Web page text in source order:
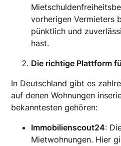
vorherigen Vermieters
pünktlich und
hast.
Die richtige Plattform
In Deutschland gibt es
auf denen Wohnungen
bekanntesten gehören:
Immobilienscout24:
Mietwohnungen. Hier